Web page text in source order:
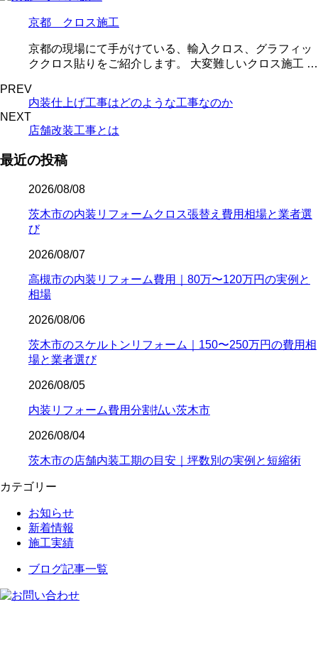
京都 クロス施工
京都の現場にて手がけている、輸入クロス、グラフィッ
ククロス貼りをご紹介します。 大変難しいクロス施工 …
PREV
内装仕上げ工事はどのような工事なのか
NEXT
店舗改装工事とは
最近の投稿
2026/08/08
茨木市の内装リフォームクロス張替え費用相場と業者選
び
2026/08/07
高槻市の内装リフォーム費用｜80万〜120万円の実例と
相場
2026/08/06
茨木市のスケルトンリフォーム｜150〜250万円の費用相
場と業者選び
2026/08/05
内装リフォーム費用分割払い茨木市
2026/08/04
茨木市の店舗内装工期の目安｜坪数別の実例と短縮術
カテゴリー
お知らせ
新着情報
施工実績
ブログ記事一覧